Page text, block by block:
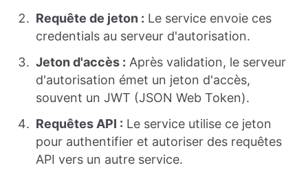
Requête de jeton : Le service envoie ces
credentials au serveur d'autorisation.
Jeton d'accès : Après validation, le serveur
d'autorisation émet un jeton d'accès,
souvent un JWT (JSON Web Token).
Requêtes API : Le service utilise ce jeton
pour authentifier et autoriser des requêtes
API vers un autre service.